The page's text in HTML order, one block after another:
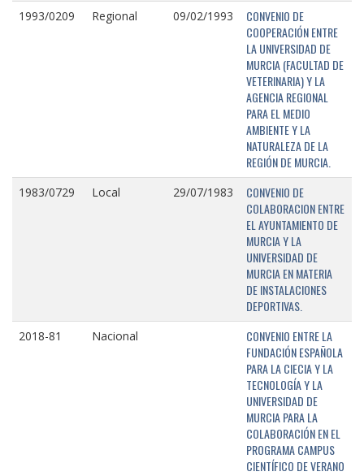
1993/0209 Regional 09/02/1993
CONVENIO DE
COOPERACIÓN ENTRE
LA UNIVERSIDAD DE
MURCIA (FACULTAD DE
VETERINARIA) Y LA
AGENCIA REGIONAL
PARA EL MEDIO
AMBIENTE Y LA
NATURALEZA DE LA
REGIÓN DE MURCIA.
1983/0729 Local 29/07/1983
CONVENIO DE
COLABORACION ENTRE
EL AYUNTAMIENTO DE
MURCIA Y LA
UNIVERSIDAD DE
MURCIA EN MATERIA
DE INSTALACIONES
DEPORTIVAS.
2018-81 Nacional
CONVENIO ENTRE LA
FUNDACIÓN ESPAÑOLA
PARA LA CIECIA Y LA
TECNOLOGÍA Y LA
UNIVERSIDAD DE
MURCIA PARA LA
COLABORACIÓN EN EL
PROGRAMA CAMPUS
CIENTÍFICO DE VERANO